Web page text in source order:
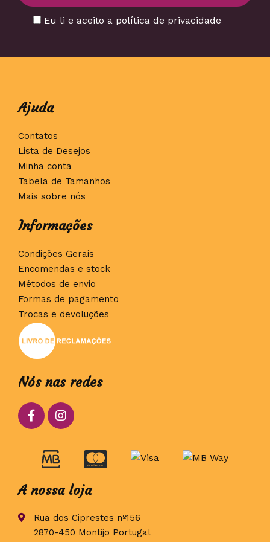
Eu li e aceito a política de privacidade
Ajuda
Contatos
Lista de Desejos
Minha conta
Tabela de Tamanhos
Mais sobre nós
Informações
Condições Gerais
Encomendas e stock
Métodos de envio
Formas de pagamento
Trocas e devoluções
Nós nas redes
A nossa loja
Rua dos Ciprestes nº156
2870-450 Montijo Portugal